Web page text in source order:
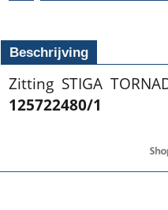
Beschrijving
Zitting STIGA
125722480/1
Webwinkel gemaakt met